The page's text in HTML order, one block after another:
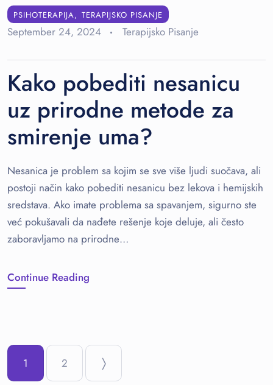
PSIHOTERAPIJA TERAPIJSKO PISANJE
September 24, 2024 Terapijsko Pisanje
Kako pobediti nesanicu
uz prirodne metode za
smirenje uma?
Nesanica je problem sa kojim se sve više ljudi suočava, ali
postoji način kako pobediti nesanicu bez lekova i hemijskih
sredstava. Ako imate problema sa spavanjem, sigurno ste
već pokušavali da nađete rešenje koje deluje, ali često
zaboravljamo na prirodne…
Continue Reading
1 2